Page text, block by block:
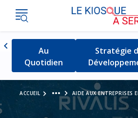
chevron_left
Naviguer vers la gauche
Détail de la catégorie
Au
Quotidien
Détail de
Stratégie
ACCUEIL Voir le fil d'Ariane
more_horiz AIDE AUX ENTREPRISES